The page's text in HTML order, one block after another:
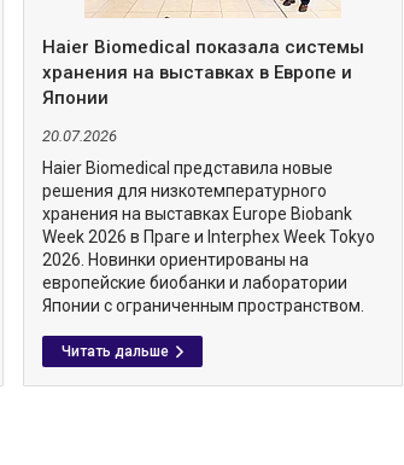
Haier Biomedical показала системы
хранения на выставках в Европе и
Японии
20.07.2026
Haier Biomedical представила новые
решения для низкотемпературного
хранения на выставках Europe Biobank
Week 2026 в Праге и Interphex Week Tokyo
2026. Новинки ориентированы на
европейские биобанки и лаборатории
Японии с ограниченным пространством.